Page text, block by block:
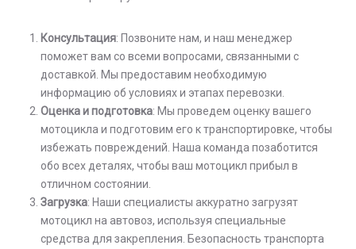
Консультация: Позвоните нам, и наш менеджер
поможет вам со всеми вопросами, связанными с
доставкой. Мы предоставим необходимую
информацию об условиях и этапах перевозки.
Оценка и подготовка: Мы проведем оценку вашего
мотоцикла и подготовим его к транспортировке, чтобы
избежать повреждений. Наша команда позаботится
обо всех деталях, чтобы ваш мотоцикл прибыл в
отличном состоянии.
Загрузка: Наши специалисты аккуратно загрузят
мотоцикл на автовоз, используя специальные
средства для закрепления. Безопасность транспорта